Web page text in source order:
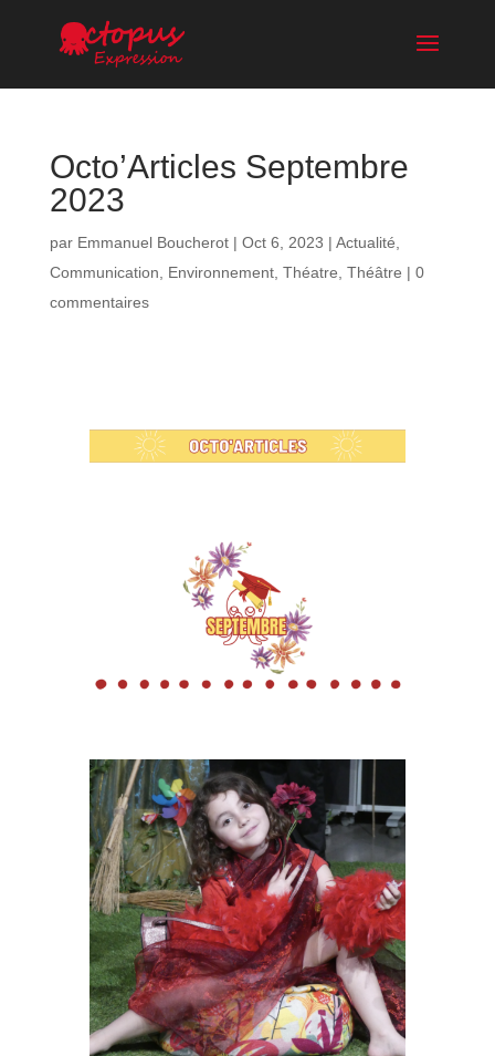
Octo’Articles Septembre
2023
par Emmanuel Boucherot| Oct 6, 2023 | Actualité
Communication
Environnement, Théatre Théâtre | 0
commentaires